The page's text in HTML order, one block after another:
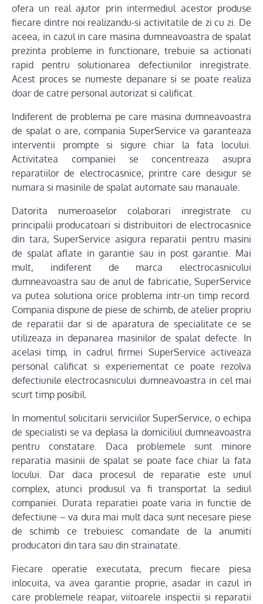
ofera un real ajutor prin intermediul acestor produse
fiecare dintre noi realizandu-si activitatile de zi cu zi. De
aceea, in cazul in care masina dumneavoastra de spalat
prezinta probleme in functionare, trebuie sa actionati
rapid pentru solutionarea defectiunilor inregistrate.
Acest proces se numeste depanare si se poate realiza
doar de catre personal autorizat si calificat.
Indiferent de problema pe care masina dumneavoastra
de spalat o are, compania SuperService va garanteaza
interventii prompte si sigure chiar la fata locului.
Activitatea companiei se concentreaza asupra
reparatiilor de electrocasnice, printre care desigur se
numara si masinile de spalat automate sau manauale.
Datorita numeroaselor colaborari inregistrate cu
principalii producatoari si distribuitori de electrocasnice
din tara, SuperService asigura reparatii pentru masini
de spalat aflate in garantie sau in post garantie. Mai
mult, indiferent de marca electrocasnicului
dumneavoastra sau de anul de fabricatie, SuperService
va putea solutiona orice problema intr-un timp record.
Compania dispune de piese de schimb, de atelier propriu
de reparatii dar si de aparatura de specialitate ce se
utilizeaza in depanarea masinilor de spalat defecte. In
acelasi timp, in cadrul firmei SuperService activeaza
personal calificat si experiementat ce poate rezolva
defectiunile electrocasnicului dumneavoastra in cel mai
scurt timp posibil.
In momentul solicitarii serviciilor SuperService, o echipa
de specialisti se va deplasa la domiciliul dumneavoastra
pentru constatare. Daca problemele sunt minore
reparatia masinii de spalat se poate face chiar la fata
locului. Dar daca procesul de reparatie este unul
complex, atunci produsul va fi transportat la sediul
companiei. Durata reparatiei poate varia in functie de
defectiune – va dura mai mult daca sunt necesare piese
de schimb ce trebuiesc comandate de la anumiti
producatori din tara sau din strainatate.
Fiecare operatie executata, precum fiecare piesa
inlocuita, va avea garantie proprie, asadar in cazul in
care problemele reapar, viitoarele inspectii si reparatii